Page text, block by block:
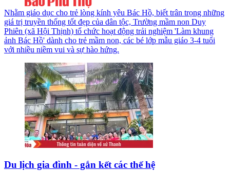
Nhằm giáo dục cho trẻ lòng kính yêu Bác Hồ, biết trân trọng những
giá trị truyền thống tốt đẹp của dân tộc, Trường mầm non Duy
Phiên (xã Hội Thịnh) tổ chức hoạt động trải nghiệm 'Làm khung
ảnh Bác Hồ' dành cho trẻ mầm non, các bé lớp mẫu giáo 3-4 tuổi
với nhiều niềm vui và sự hào hứng.
Du lịch gia đình - gắn kết các thế hệ